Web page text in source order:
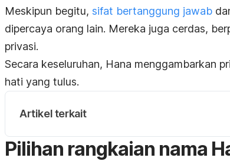
Meskipun begitu, sifat bertanggung jawab
dipercaya orang lain. Mereka juga cerdas,
privasi.
Secara keseluruhan, Hana menggambarkan
hati yang tulus.
Artikel terkait
Pilihan rangkaian nama